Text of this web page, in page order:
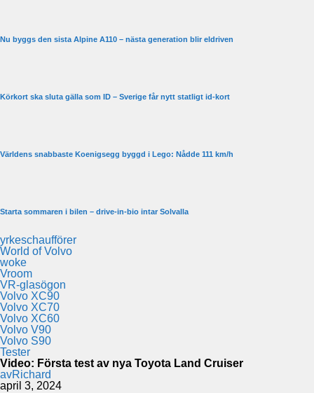
Nu byggs den sista Alpine A110 – nästa generation blir eldriven
Körkort ska sluta gälla som ID – Sverige får nytt statligt id-kort
Världens snabbaste Koenigsegg byggd i Lego: Nådde 111 km/h
Starta sommaren i bilen – drive-in-bio intar Solvalla
yrkeschaufförer
World of Volvo
woke
Vroom
VR-glasögon
Volvo XC90
Volvo XC70
Volvo XC60
Volvo V90
Volvo S90
Tester
Video: Första test av nya Toyota Land Cruiser
avRichard
april 3, 2024